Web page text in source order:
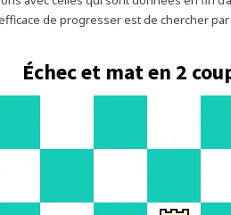
de progresser est de chercher
Échec et mat en 2